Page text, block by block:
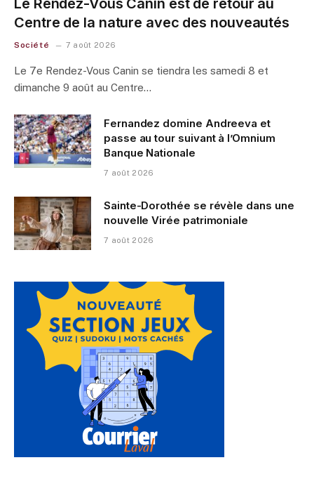
Centre de la nature avec des nouveautés
Société 7 août 2026
Le 7e Rendez-Vous Canin se tiendra les samedi 8 et
dimanche 9 août au Centre…
Fernandez domine Andreeva et
passe au tour suivant à l’Omnium
Banque Nationale
7 août 2026
Sainte-Dorothée se révèle dans une
nouvelle Virée patrimoniale
7 août 2026